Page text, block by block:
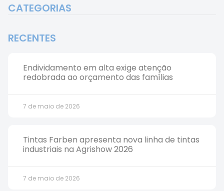
CATEGORIAS
RECENTES
Endividamento em alta exige atenção
redobrada ao orçamento das famílias
7 de maio de 2026
Tintas Farben apresenta nova linha de tintas
industriais na Agrishow 2026
7 de maio de 2026